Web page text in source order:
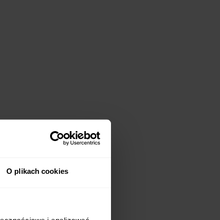
O plikach cookies